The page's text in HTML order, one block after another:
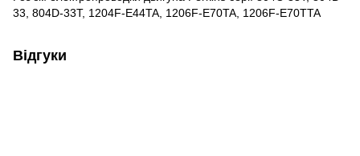
33, 804D-33T, 1204F-E44TA, 1206F-E70TA, 1206F-E70TTA
Відгуки